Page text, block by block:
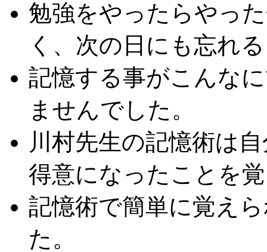
勉強をやったらやっ
く、次の日にも忘れ
記憶する事がこんな
ませんでした。
川村先生の記憶術は
得意になったことを
記憶術で簡単に覚え
た。